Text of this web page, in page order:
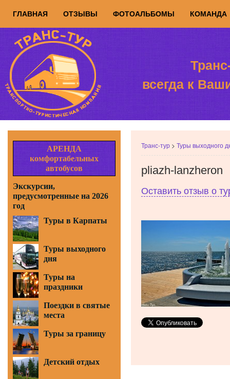
ГЛАВНАЯ ОТЗЫВЫ ФОТОАЛЬБОМЫ КОМАНДА
всегда к
АРЕНДА
комфортабельных
автобусов
Экскурсии,
предусмотренные на 2026
год
Туры в Карпаты
Туры выходного
дня
Туры на
праздники
Поездки в святые
места
Туры за границу
Детский отдых
Транс-тур > Туры выходного
pliazh-lanzheron
Оставить отзыв о